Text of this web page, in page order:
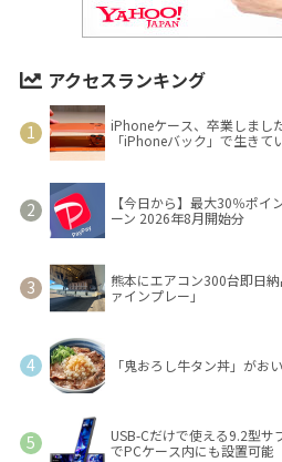
アクセスランキング
iPhoneケース、卒業しまし
「iPhoneバック」で生きて
【今日から】最大30％ポ
ーン 2026年8月開始分
熊本にエアコン300台即日
ァインプレー」
「鬼おろし牛タン丼」がお
USB-Cだけで使える9.2型
でPCケース内にも設置可能